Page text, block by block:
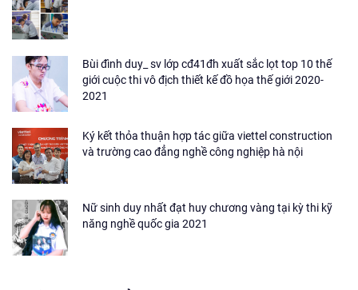
Bùi đình duy_ sv lớp cđ41đh xuất sắc lọt top 10 thế
giới cuộc thi vô địch thiết kế đồ họa thế giới 2020-
2021
Ký kết thỏa thuận hợp tác giữa viettel construction
và trường cao đẳng nghề công nghiệp hà nội
Nữ sinh duy nhất đạt huy chương vàng tại kỳ thi kỹ
năng nghề quốc gia 2021